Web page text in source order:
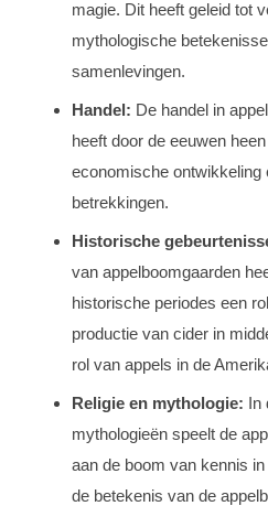
magie. Dit heeft geleid tot
mythologische
samenlevingen.
Handel: De handel in
heeft door de eeuwen
economische ontwikkeling
betrekkingen.
Historische
van appelboomgaarden
historische periodes een
productie van cider in
rol van appels in de
Religie en mythologie: In
mythologieën speelt de
aan de boom van kennis
de betekenis van de